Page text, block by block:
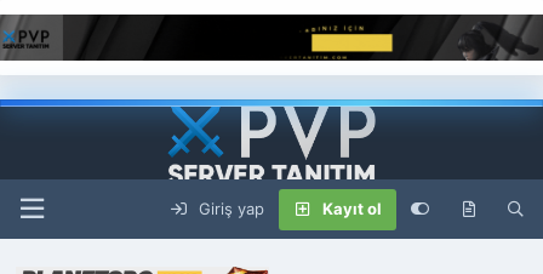
Giriş yap Kayıt ol